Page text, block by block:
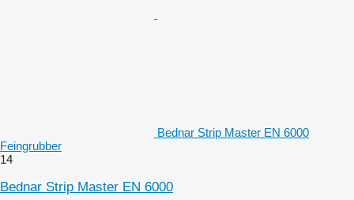
Bednar Strip Master EN 6000
Feingrubber
14
Bednar Strip Master EN 6000